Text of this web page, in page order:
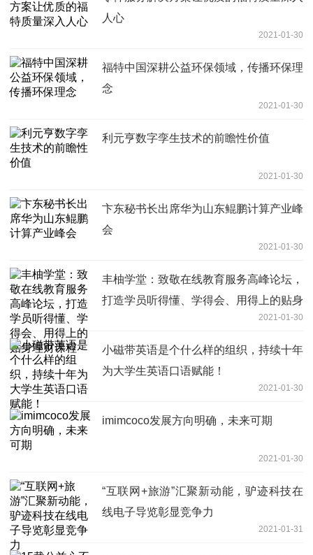
人心
2021-01-30
福特中国深耕公益环保领域，传播环保理
念
2021-01-30
利元亨数字孪生技术的前瞻性价值
2021-01-30
卞东秘书长出席华为山东鲲鹏计算产业峰
会
2021-01-30
丰柚学堂：致敬在线教育服务高峰论坛，
打造学员听得懂、学得会、用得上的贴身
2021-01-30
小磁带英语是个什么样的组织，持续十年
为大学生英语口语赋能！
2021-01-30
imimcoco发展方向明确，未来可期
2021-01-30
“互联网+旅游”汇聚新动能，驴迹科技在
线电子导览彰显竞争力
2021-01-31